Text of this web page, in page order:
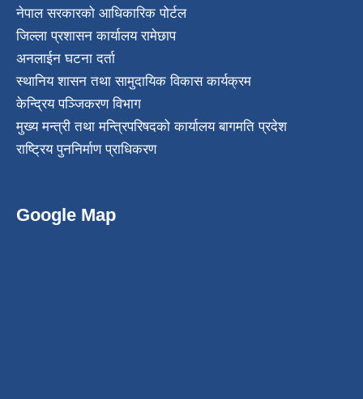
नेपाल सरकारको आधिकारिक पोर्टल
जिल्ला प्रशासन कार्यालय रामेछाप
अनलाईन घटना दर्ता
स्थानिय शासन तथा सामुदायिक विकास कार्यक्रम
केन्द्रिय पञ्जिकरण विभाग
मुख्य मन्त्री तथा मन्त्रिपरिषदको कार्यालय बागमति प्रदेश
राष्ट्रिय पुननिर्माण प्राधिकरण
Google Map